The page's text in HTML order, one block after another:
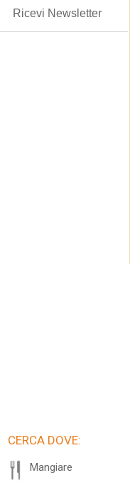
Ricevi Newsletter
CERCA DOVE:
Mangiare